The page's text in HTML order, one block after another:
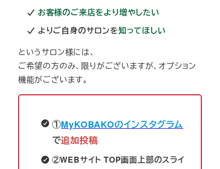
お客様のご来店をより増やしたい
よりご自身のサロンを知ってほしい
というサロン様には、
ご希望の方のみ、限りがございますが、オプション
機能がございます。
①MyKOBAKOのインスタグラム
で追加投稿
②WEBサイト TOP画面上部のスライ